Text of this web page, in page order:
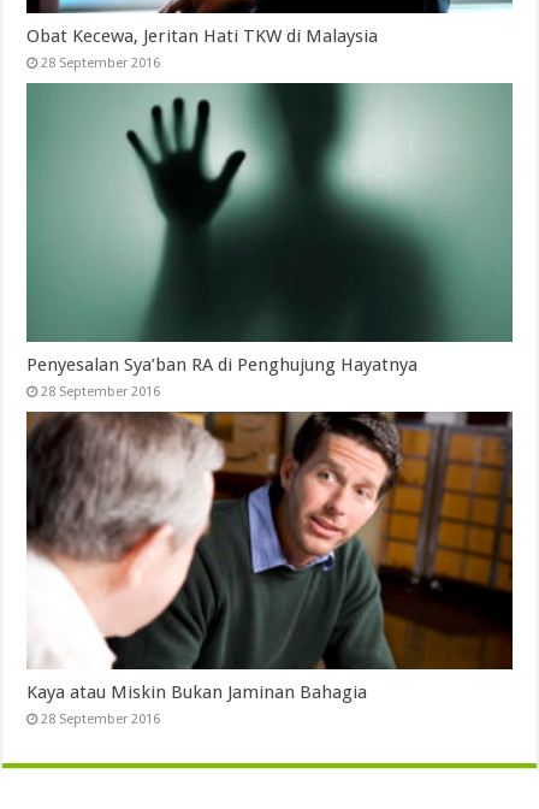
Obat Kecewa, Jeritan Hati TKW di Malaysia
28 September 2016
Penyesalan Sya’ban RA di Penghujung Hayatnya
28 September 2016
Kaya atau Miskin Bukan Jaminan Bahagia
28 September 2016